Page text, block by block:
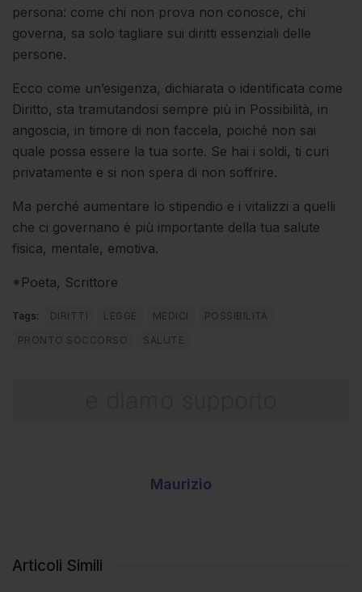
persona: come chi non prova non conosce, chi
governa, sa solo tagliare sui diritti essenziali delle
persone.
Ecco come un’esigenza, dichiarata o identificata come
Diritto, sta tramutandosi sempre più in Possibilità, in
angoscia, in timore di non faccela, poiché non sai
quale possa essere la tua sorte. Se hai i soldi, ti curi
privatamente e si non spera di non soffrire.
Ma perché aumentare lo stipendio e i vitalizzi a quelli
che ci governano è più importante della tua salute
fisica, mentale, emotiva.
*Poeta, Scrittore
Tags: DIRITTI LEGGE MEDICI
POSSIBILITÀ
PRONTO SOCCORSO
SALUTE
Maurizio
Articoli Simili